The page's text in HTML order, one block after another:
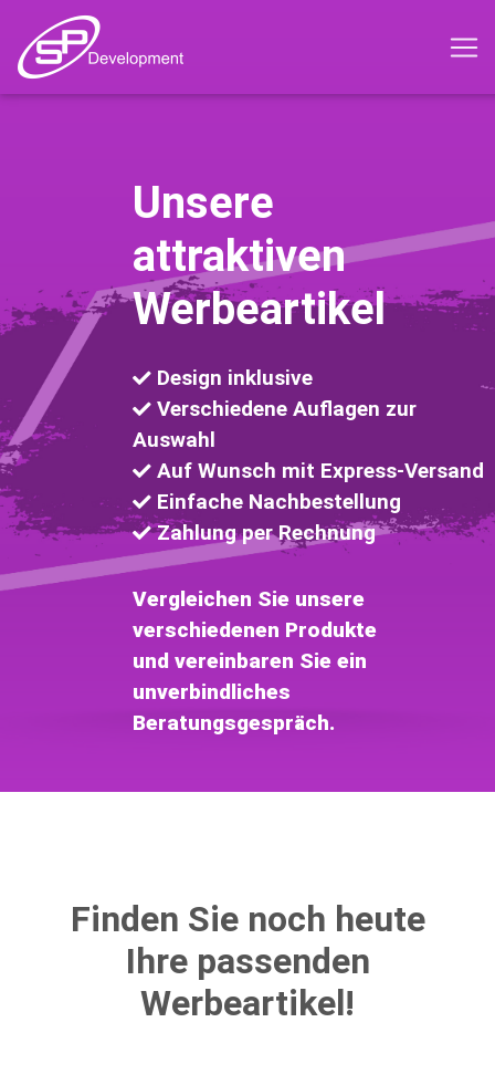
Unsere
attraktiven
Werbeartikel
Design inklusive
Verschiedene Auflagen zur
Auswahl
Auf Wunsch mit Express-Versand
Einfache Nachbestellung
Zahlung per Rechnung
Vergleichen Sie unsere
verschiedenen Produkte
und vereinbaren Sie ein
unverbindliches
Beratungsgespräch.
Finden Sie noch heute
Ihre passenden
Werbeartikel!